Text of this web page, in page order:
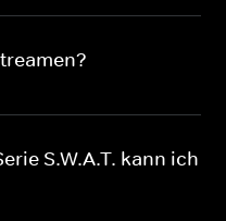
S.W.A.T. kann ich